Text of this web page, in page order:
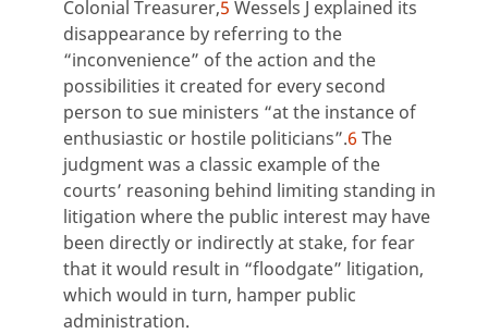
Colonial Treasurer,5 Wessels J explained its
disappearance by referring to the
“inconvenience” of the action and the
possibilities it created for every second
person to sue ministers “at the instance of
enthusiastic or hostile politicians”.6 The
judgment was a classic example of the
courts’ reasoning behind limiting standing in
litigation where the public interest may have
been directly or indirectly at stake, for fear
that it would result in “floodgate” litigation,
which would in turn, hamper public
administration.